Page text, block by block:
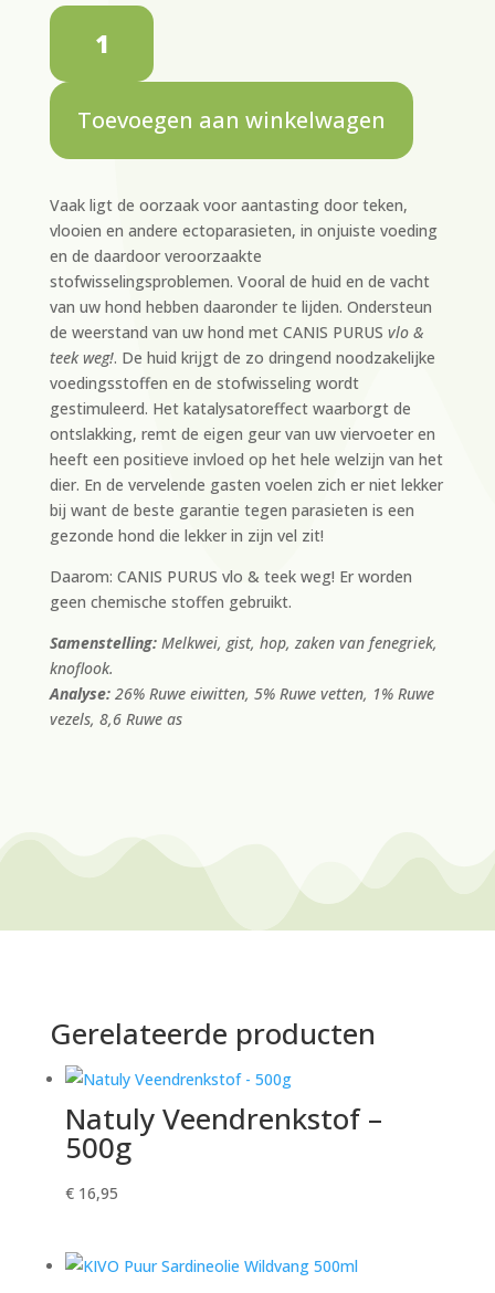
CANIS
PURUS
Vlo
en
Teek
Weg
Toevoegen aan winkelwagen
Vaak ligt de oorzaak voor aantasting door teken,
vlooien en andere ectoparasieten, in onjuiste voeding
en de daardoor veroorzaakte
stofwisselingsproblemen. Vooral de huid en de vacht
van uw hond hebben daaronder te lijden. Ondersteun
de weerstand van uw hond met CANIS PURUS vlo &
teek weg!. De huid krijgt de zo dringend noodzakelijke
voedingsstoffen en de stofwisseling wordt
gestimuleerd. Het katalysatoreffect waarborgt de
ontslakking, remt de eigen geur van uw viervoeter en
heeft een positieve invloed op het hele welzijn van het
dier. En de vervelende gasten voelen zich er niet lekker
bij want de beste garantie tegen parasieten is een
gezonde hond die lekker in zijn vel zit!
Daarom: CANIS PURUS vlo & teek weg! Er worden
geen chemische stoffen gebruikt.
Samenstelling: Melkwei, gist, hop, zaken van fenegriek,
knoflook.
Analyse: 26% Ruwe eiwitten, 5% Ruwe vetten, 1% Ruwe
vezels, 8,6 Ruwe as
Gerelateerde producten
Natuly Veendrenkstof –
500g
€16,95